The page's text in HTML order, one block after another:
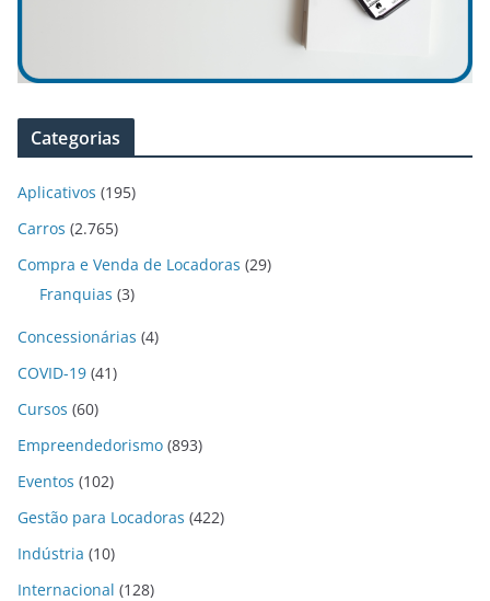
Categorias
Aplicativos (195)
Carros (2.765)
Compra e Venda de Locadoras (29)
Franquias (3)
Concessionárias (4)
COVID-19 (41)
Cursos (60)
Empreendedorismo (893)
Eventos (102)
Gestão para Locadoras (422)
Indústria (10)
Internacional (128)